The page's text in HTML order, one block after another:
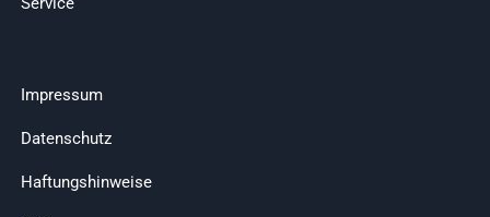
Impressum
Datenschutz
Haftungshinweise